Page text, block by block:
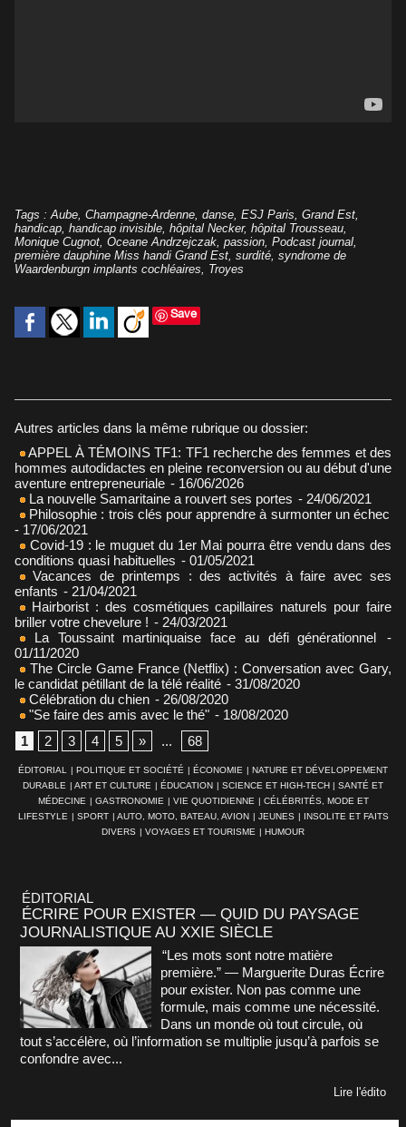
Tags : Aube Champagne-Ardenne danse ESJ Paris Grand Est
handicap handicap invisible hôpital Necker, hôpital Trousseau
Monique Cugnot Oceane Andrzejczak passion Podcast journal
première dauphine Miss handi Grand Est surdité syndrome de
Waardenburgn implants cochléaires
Troyes
Save
Autres articles dans la même rubrique ou dossier:
APPEL À TÉMOINS TF1: TF1 recherche des femmes et des
hommes autodidactes en pleine reconversion ou au début d'une
aventure entrepreneuriale - 16/06/2026
La nouvelle Samaritaine a rouvert ses portes - 24/06/2021
Philosophie : trois clés pour apprendre à surmonter un échec
- 17/06/2021
Covid-19 : le muguet du 1er Mai pourra être vendu dans des
conditions quasi habituelles - 01/05/2021
Vacances de printemps : des activités à faire avec ses
enfants - 21/04/2021
Hairborist : des cosmétiques capillaires naturels pour faire
briller votre chevelure ! - 24/03/2021
La Toussaint martiniquaise face au défi générationnel
-
01/11/2020
The Circle Game France (Netflix) : Conversation avec Gary,
le candidat pétillant de la télé réalité - 31/08/2020
Célébration du chien - 26/08/2020
"Se faire des amis avec le thé" - 18/08/2020
1
2 3 4 5 » ... 68
ÉDITORIAL | POLITIQUE ET SOCIÉTÉ | ÉCONOMIE | NATURE ET DÉVELOPPEMENT
DURABLE | ART ET CULTURE | ÉDUCATION | SCIENCE ET HIGH-TECH | SANTÉ ET
MÉDECINE | GASTRONOMIE | VIE QUOTIDIENNE | CÉLÉBRITÉS, MODE ET
LIFESTYLE | SPORT | AUTO, MOTO, BATEAU, AVION | JEUNES | INSOLITE ET FAITS
DIVERS | VOYAGES ET TOURISME | HUMOUR
ÉDITORIAL
ÉCRIRE POUR EXISTER — QUID DU PAYSAGE
JOURNALISTIQUE AU XXIE SIÈCLE
“Les mots sont notre matière
première.” — Marguerite Duras Écrire
pour exister. Non pas comme une
formule, mais comme une nécessité.
Dans un monde où tout circule, où
tout s’accélère, où l’information se multiplie jusqu’à parfois se
confondre avec...
Lire l'édito